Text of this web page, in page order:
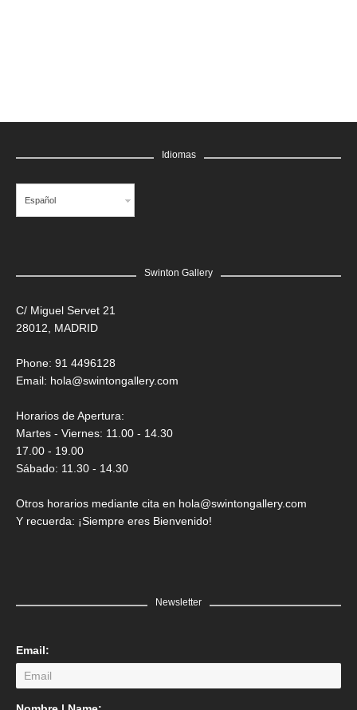
LEER MÁS
Idiomas
Español
Swinton Gallery
C/ Miguel Servet 21
28012, MADRID
Phone: 91 4496128
Email: hola@swintongallery.com
Horarios de Apertura:
Martes - Viernes: 11.00 - 14.30
17.00 - 19.00
Sábado: 11.30 - 14.30
Otros horarios mediante cita en hola@swintongallery.com
Y recuerda: ¡Siempre eres Bienvenido!
Newsletter
Email: